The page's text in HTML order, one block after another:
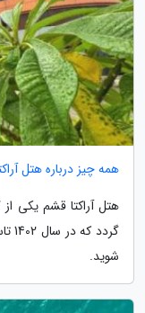
همه چیز درباره هتل
هتل آراکتا قشم یکی
شوید.